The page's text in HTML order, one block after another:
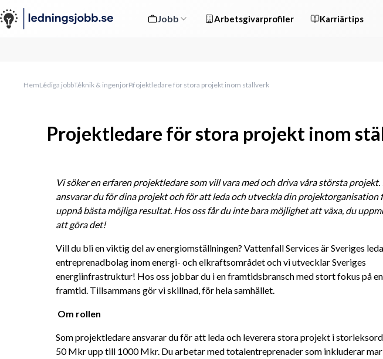
Jobb Arbetsgivarprofiler Karriärtips
HemLediga jobbTeknik & ingenjörProjektledare för stora projekt inom ställverk
Projektledare för stora projekt inom
Vi söker en erfaren projektledare som vill vara med och driva våra största projekt.
ansvarar du för dina projekt och för att leda och utveckla din projektorganisation
uppnå bästa möjliga resultat. Hos oss får du inte bara möjlighet att växa, du
att göra det!
Vill du bli en viktig del av energiomställningen? Vattenfall Services är Sveriges
entreprenadbolag inom energi- och elkraftsområdet och vi utvecklar Sveriges
energiinfrastruktur! Hos oss jobbar du i en framtidsbransch med stort fokus på
framtid. Tillsammans gör vi skillnad, för hela samhället.
Om rollen
Som projektledare ansvarar du för att leda och leverera stora projekt i
50 Mkr upp till 1000 Mkr. Du arbetar med totalentreprenader som inkluderar